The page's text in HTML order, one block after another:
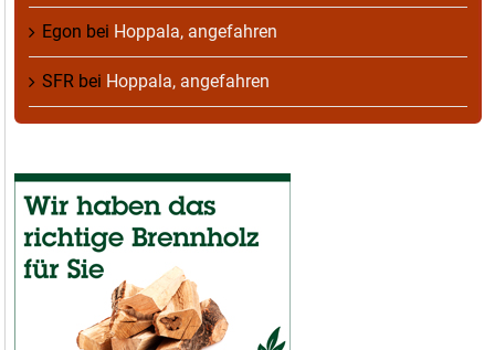
Egon bei Hoppala, angefahren
SFR bei Hoppala, angefahren